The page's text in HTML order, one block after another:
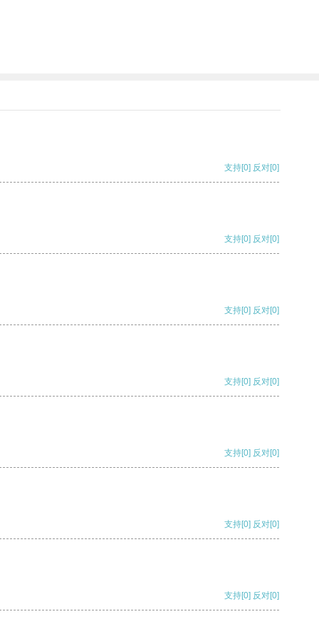
支持[0] 反对[0]
支持[0] 反对[0]
支持[0] 反对[0]
支持[0] 反对[0]
支持[0] 反对[0]
支持[0] 反对[0]
支持[0] 反对[0]